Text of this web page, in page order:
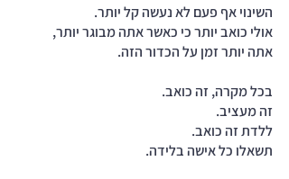
השינוי אף פעם לא נעשה קל יותר.
אולי כואב יותר כי כאשר אתה מבוגר יותר,
אתה יותר זמן על הכדור הזה.
בכל מקרה, זה כואב.
זה מעציב.
ללדת זה כואב.
תשאלו כל אישה בלידה.